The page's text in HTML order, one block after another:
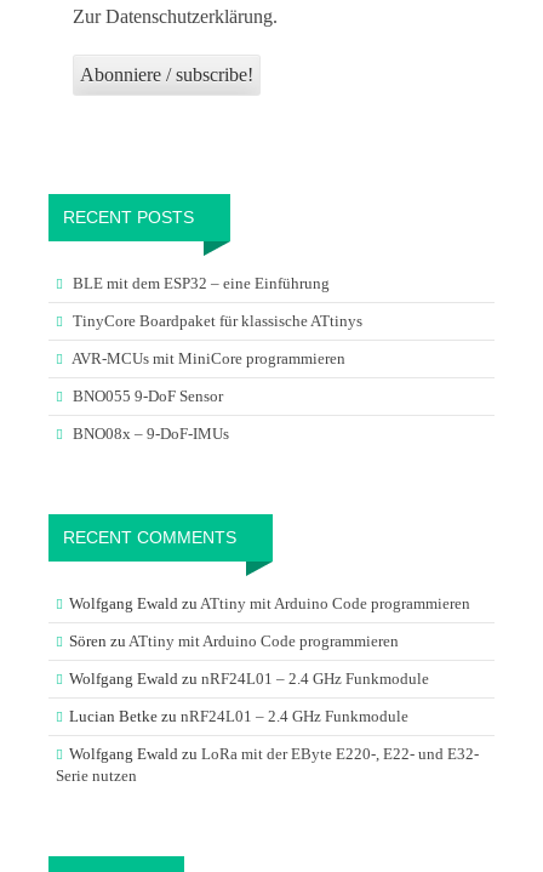
Zur Datenschutzerklärung.
RECENT POSTS
BLE mit dem ESP32 – eine Einführung
TinyCore Boardpaket für klassische ATtinys
AVR-MCUs mit MiniCore programmieren
BNO055 9-DoF Sensor
BNO08x – 9-DoF-IMUs
RECENT COMMENTS
Wolfgang Ewald zu ATtiny mit Arduino Code programmieren
Sören zu ATtiny mit Arduino Code programmieren
Wolfgang Ewald zu nRF24L01 – 2.4 GHz Funkmodule
Lucian Betke zu nRF24L01 – 2.4 GHz Funkmodule
Wolfgang Ewald zu LoRa mit der EByte E220-, E22- und E32-
Serie nutzen